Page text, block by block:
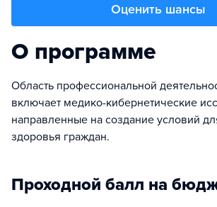
Оценить шансы
О программе
Область профессиональной
включает медико-кибернетические
направленные на создание условий
здоровья граждан.
Проходной балл на